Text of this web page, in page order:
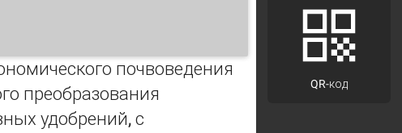
почвоведения
преобразования
удобрений, с
QR-код